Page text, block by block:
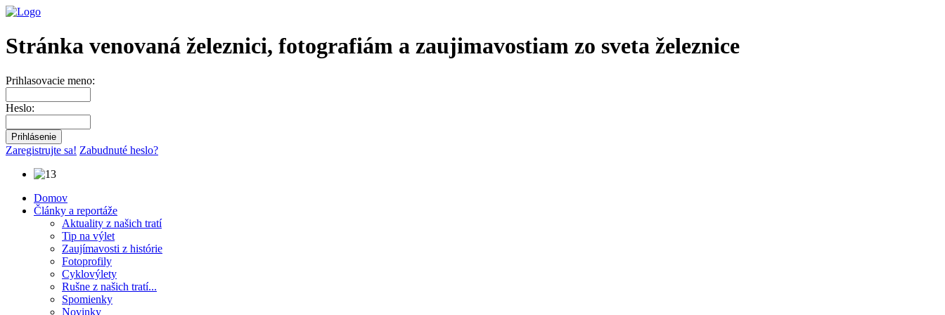
Stránka venovaná železnici, fotografiám a zaujimavostiam zo sveta železnice
Prihlasovacie meno:
Heslo:
Zaregistrujte sa! Zabudnuté heslo?
Domov
Články a reportáže
Aktuality z našich tratí
Tip na výlet
Zaujímavosti z histórie
Fotoprofily
Cyklovýlety
Rušne z našich tratí...
Spomienky
Novinky